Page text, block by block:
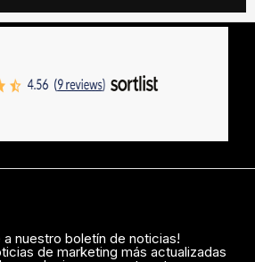
a nuestro boletín de noticias!
de marketing más actualizadas